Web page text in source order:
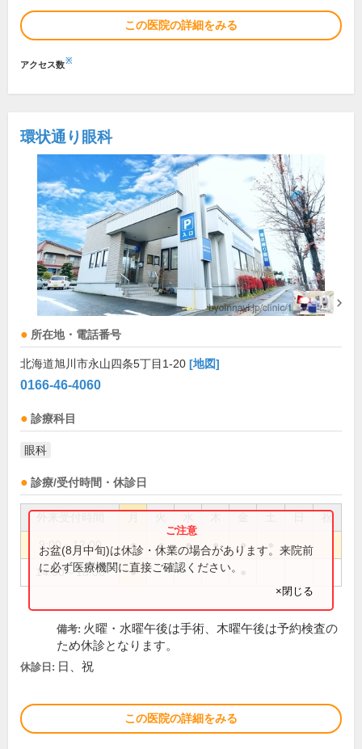
この医院の詳細をみる
アクセス数※
環状通り眼科
所在地・電話番号
北海道旭川市永山四条5丁目1-20 [地図]
0166-46-4060
診療科目
眼科
診療/受付時間・休診日
祝
9:00～12:00 ● ● ● ● ●
14:00～18:00 ●
お盆(8月中旬)は休診・休業の場合があります。来院前
に必ず医療機関に直接ご確認ください。
×閉じる
備考: 火曜・水曜午後は手術、木曜午後は予約検査の
ため休診となります。
休診日: 日、祝
この医院の詳細をみる